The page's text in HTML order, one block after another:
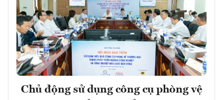
Chủ động sử dụng công cụ phòng vệ